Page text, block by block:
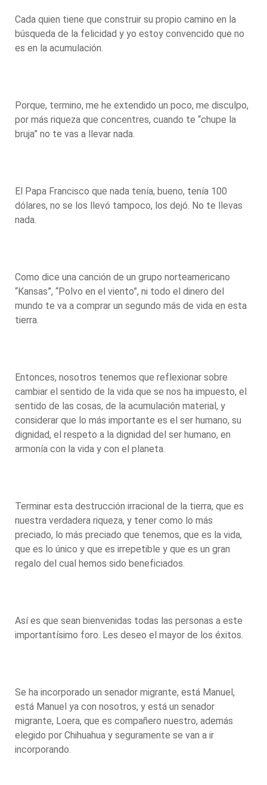
Cada quien tiene que construir su propio camino en la
búsqueda de la felicidad y yo estoy convencido que no
es en la acumulación.
Porque, termino, me he extendido un poco, me disculpo,
por más riqueza que concentres, cuando te “chupe la
bruja” no te vas a llevar nada.
El Papa Francisco que nada tenía, bueno, tenía 100
dólares, no se los llevó tampoco, los dejó. No te llevas
nada.
Como dice una canción de un grupo norteamericano
“Kansas”, “Polvo en el viento”, ni todo el dinero del
mundo te va a comprar un segundo más de vida en esta
tierra.
Entonces, nosotros tenemos que reflexionar sobre
cambiar el sentido de la vida que se nos ha impuesto, el
sentido de las cosas, de la acumulación material, y
considerar que lo más importante es el ser humano, su
dignidad, el respeto a la dignidad del ser humano, en
armonía con la vida y con el planeta.
Terminar esta destrucción irracional de la tierra, que es
nuestra verdadera riqueza, y tener como lo más
preciado, lo más preciado que tenemos, que es la vida,
que es lo único y que es irrepetible y que es un gran
regalo del cual hemos sido beneficiados.
Así es que sean bienvenidas todas las personas a este
importantísimo foro. Les deseo el mayor de los éxitos.
Se ha incorporado un senador migrante, está Manuel,
está Manuel ya con nosotros, y está un senador
migrante, Loera, que es compañero nuestro, además
elegido por Chihuahua y seguramente se van a ir
incorporando.